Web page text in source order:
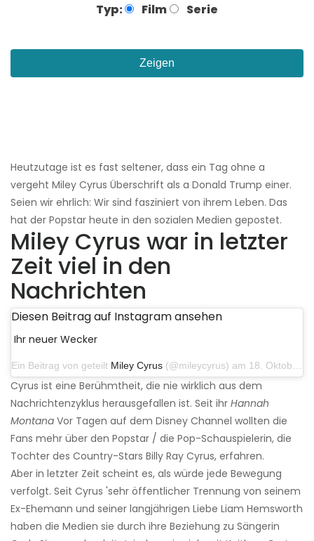
Typ: Film Serie
Zeigen
Heutzutage ist es fast seltener, dass ein Tag ohne a
vergeht Miley Cyrus Überschrift als a Donald Trump einer.
Seien wir ehrlich: Wir sind fasziniert von ihrem Leben. Das
hat der Popstar heute in den sozialen Medien gepostet.
Miley Cyrus war in letzter
Zeit viel in den
Nachrichten
Diesen Beitrag auf Instagram ansehen
Ihr neuer Wecker
Ein Beitrag von geteilt Miley Cyrus (@mileycyrus) am 18. Oktober 2019 um 19:03 Uhr PDT
Cyrus ist eine Berühmtheit, die nie wirklich aus dem
Nachrichtenzyklus herausgefallen ist. Seit ihr Hannah
Montana Vor Tagen auf dem Disney Channel wollten die
Fans mehr über den Popstar / die Pop-Schauspielerin, die
Tochter des Country-Stars Billy Ray Cyrus, erfahren.
Aber in letzter Zeit scheint es, als würde jede Bewegung
verfolgt. Seit Cyrus 'sehr öffentlicher Trennung von seinem
Ex-Ehemann und seiner langjährigen Liebe Liam Hemsworth
haben die Medien sie durch ihre Beziehung zu Sängerin